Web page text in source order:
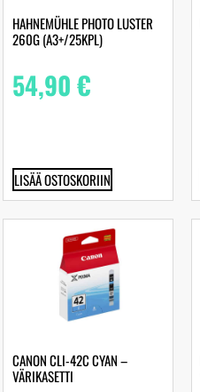
HAHNEMÜHLE PHOTO LUSTER
260G (A3+/25KPL)
54,90€
LISÄÄ OSTOSKORIIN
CANON CLI-42C CYAN –
VÄRIKASETTI